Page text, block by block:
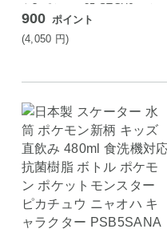
き? ポケモン25 STCH6 スケー
ター Skater
900 ポイント
(4,050 円)